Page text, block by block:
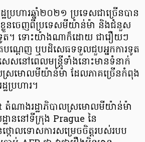
ដ្ឋប្រហារឆ្នាំ២០២១ ប្រទេសជាច្រើនបាន
ខ្លួនចេញពីប្រទេសមីយ៉ាន់ម៉ា និងជំនួស
ទូត។ ទោះយ៉ាងណាក៏ដោយ ជារឿយៗ
ណ្តេញ ឬបដិសេធទទួលជួបអ្នកការទូត
សនៅពេលមន្ត្រីទាំងនោះមានទំនាក់
ស្រមោលមីយ៉ាន់ម៉ា ដែលភាគច្រើនកំពុង
ប្រហារ។
ាងរដ្ឋាភិបាលស្រមោលមីយ៉ាន់ម៉ា
ាននៅទីក្រុង Prague នៃ
ថ្កោលទោសការសម្រេចចិត្តរបស់របប